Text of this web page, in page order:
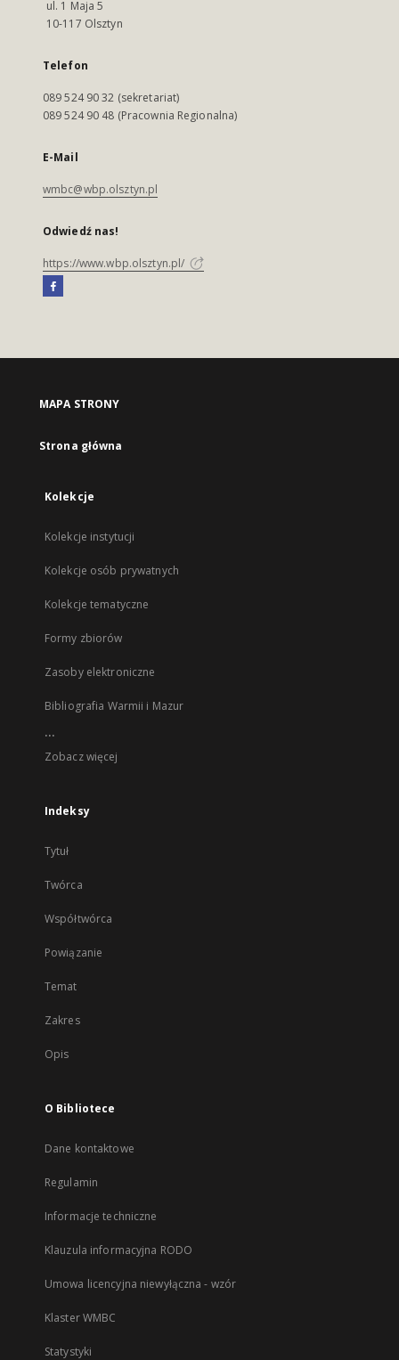
ul. 1 Maja 5
10-117 Olsztyn
Telefon
089 524 90 32 (sekretariat)
089 524 90 48 (Pracownia Regionalna)
E-Mail
wmbc@wbp.olsztyn.pl
Odwiedź nas!
https://www.wbp.olsztyn.pl/
MAPA STRONY
Strona główna
Kolekcje
Kolekcje instytucji
Kolekcje osób prywatnych
Kolekcje tematyczne
Formy zbiorów
Zasoby elektroniczne
Bibliografia Warmii i Mazur
...
Zobacz więcej
Indeksy
Tytuł
Twórca
Współtwórca
Powiązanie
Temat
Zakres
Opis
O Bibliotece
Dane kontaktowe
Regulamin
Informacje techniczne
Klauzula informacyjna RODO
Umowa licencyjna niewyłączna - wzór
Klaster WMBC
Statystyki